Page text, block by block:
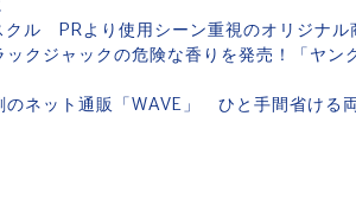
クル PRより使用シーン重視のオリジナ
ックジャックの危険な香りを発売！「ヤ
のネット通販「WAVE」 ひと手間省ける